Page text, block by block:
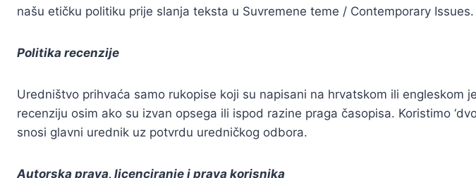
našu etičku politiku prije slanja teksta u Suvremene teme / Contemporary Issues.
Politika recenzije
Uredništvo prihvaća samo rukopise koji su napisani na hrvatskom ili
recenziju osim ako su izvan opsega ili ispod razine praga časopisa. Koristimo
snosi glavni urednik uz potvrdu uredničkog odbora.
Autorska prava, licenciranje i prava korisnika